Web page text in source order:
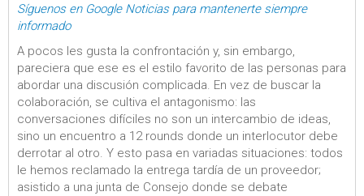
Síguenos en Google Noticias para mantenerte siempre
informado
A pocos les gusta la confrontación y, sin embargo,
pareciera que ese es el estilo favorito de las personas para
abordar una discusión complicada. En vez de buscar la
colaboración, se cultiva el antagonismo: las
conversaciones difíciles no son un intercambio de ideas,
sino un encuentro a 12 rounds donde un interlocutor debe
derrotar al otro. Y esto pasa en variadas situaciones: todos
le hemos reclamado la entrega tardía de un proveedor;
asistido a una junta de Consejo donde se debate